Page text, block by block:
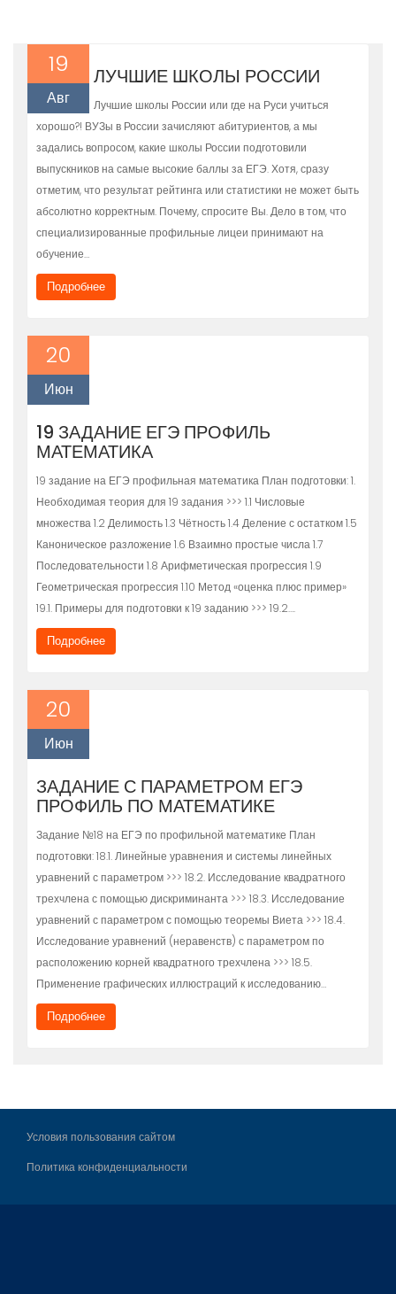
19
Авг
ЛУЧШИЕ ШКОЛЫ РОССИИ
Лучшие школы России или где на Руси учиться
хорошо?! ВУЗы в России зачисляют абитуриентов, а мы
задались вопросом, какие школы России подготовили
выпускников на самые высокие баллы за ЕГЭ. Хотя, сразу
отметим, что результат рейтинга или статистики не может быть
абсолютно корректным. Почему, спросите Вы. Дело в том, что
специализированные профильные лицеи принимают на
обучение…
Подробнее
20
Июн
19 ЗАДАНИЕ ЕГЭ ПРОФИЛЬ
МАТЕМАТИКА
19 задание на ЕГЭ профильная математика План подготовки: 1.
Необходимая теория для 19 задания >>> 1.1 Числовые
множества 1.2 Делимость 1.3 Чётность 1.4 Деление с остатком 1.5
Каноническое разложение 1.6 Взаимно простые числа 1.7
Последовательности 1.8 Арифметическая прогрессия 1.9
Геометрическая прогрессия 1.10 Метод «оценка плюс пример»
19.1. Примеры для подготовки к 19 заданию >>> 19.2….
Подробнее
20
Июн
ЗАДАНИЕ С ПАРАМЕТРОМ ЕГЭ
ПРОФИЛЬ ПО МАТЕМАТИКЕ
Задание №18 на ЕГЭ по профильной математике План
подготовки: 18.1. Линейные уравнения и системы линейных
уравнений с параметром >>> 18.2. Исследование квадратного
трехчлена с помощью дискриминанта >>> 18.3. Исследование
уравнений с параметром с помощью теоремы Виета >>> 18.4.
Исследование уравнений (неравенств) с параметром по
расположению корней квадратного трехчлена >>> 18.5.
Применение графических иллюстраций к исследованию…
Подробнее
Условия пользования сайтом
Политика конфиденциальности